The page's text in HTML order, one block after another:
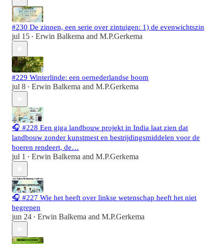
#230 De zinnen, een serie over zintuigen: 1) de evenwichtszin
jul 15 • Erwin Balkema and M.P.Gerkema
#229 Winterlinde: een oernederlandse boom
jul 8 • Erwin Balkema and M.P.Gerkema
🎧 #228 Een giga landbouw projekt in India laat zien dat
landbouw zonder kunstmest en bestrijdingsmiddelen voor de
boeren rendeert, de…
jul 1 • Erwin Balkema and M.P.Gerkema
🎧 #227 Wie het heeft over linkse wetenschap heeft het niet
begrepen
jun 24 • Erwin Balkema and M.P.Gerkema